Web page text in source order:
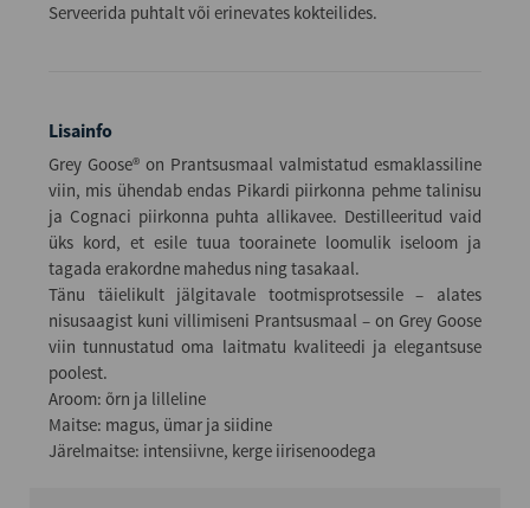
Serveerida puhtalt või erinevates kokteilides.
Lisainfo
Grey Goose® on Prantsusmaal valmistatud esmaklassiline
viin, mis ühendab endas Pikardi piirkonna pehme talinisu
ja Cognaci piirkonna puhta allikavee. Destilleeritud vaid
üks kord, et esile tuua toorainete loomulik iseloom ja
tagada erakordne mahedus ning tasakaal.
Tänu täielikult jälgitavale tootmisprotsessile – alates
nisusaagist kuni villimiseni Prantsusmaal – on Grey Goose
viin tunnustatud oma laitmatu kvaliteedi ja elegantsuse
poolest.
Aroom: õrn ja lilleline
Maitse: magus, ümar ja siidine
Järelmaitse: intensiivne, kerge iirisenoodega